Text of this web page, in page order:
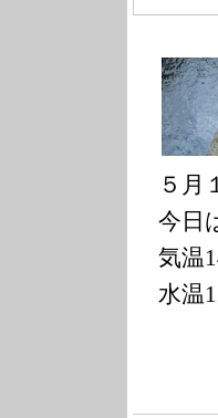
５月
今日
気温
水温